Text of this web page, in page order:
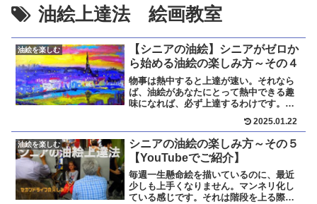
油絵上達法 絵画教室
油絵を楽しむ
【シニアの油絵】シニアがゼロか
ら始める油絵の楽しみ方～その４
物事は熱中すると上達が速い。それなら
ば、油絵があなたにとって熱中できる趣
味になれば、必ず上達するわけです。油
いてみたいという強い熱意があるのか、
自らに問いかけてください。また、自分
に合った先生と仲間にめぐり会えるか
で、あなたのやる気も大きく変わってき
ます。
2025.01.22
油絵を楽しむ
シニアの油絵の楽しみ方～その５
【YouTubeでご紹介】
毎週一生懸命絵を描いているのに、最近
少しも上手くなりません。マンネリ化し
ている感じです。それは階段を上る際の